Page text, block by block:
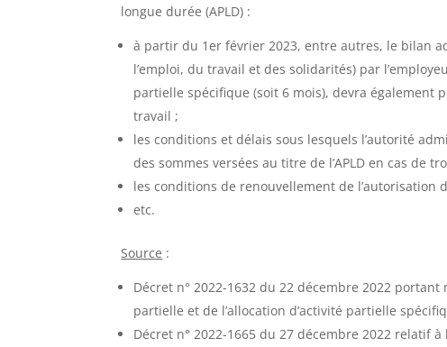
longue durée (APLD) :
à partir du 1er février 2023, entre autres, le bilan
l’emploi, du travail et des solidarités) par
partielle spécifique (soit 6 mois), devra également
travail ;
les conditions et délais sous lesquels l’autorité
des sommes versées au titre de l’APLD en cas de
les conditions de renouvellement de l’autorisation
etc.
Source :
Décret n° 2022-1632 du 22 décembre 2022
partielle et de l’allocation d’activité partielle
Décret n° 2022-1665 du 27 décembre 2022 relatif